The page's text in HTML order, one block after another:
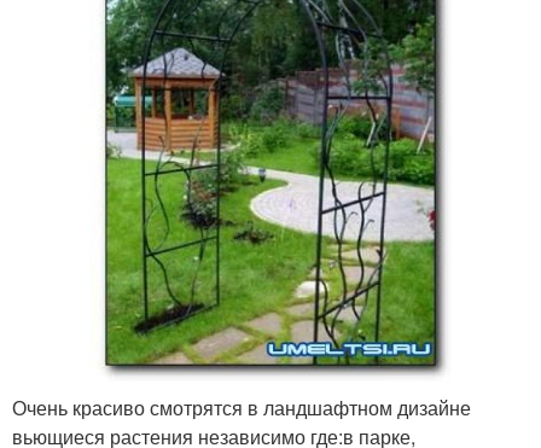
Очень красиво смотрятся в ландшафтном дизайне
вьющиеся растения независимо где:в парке,